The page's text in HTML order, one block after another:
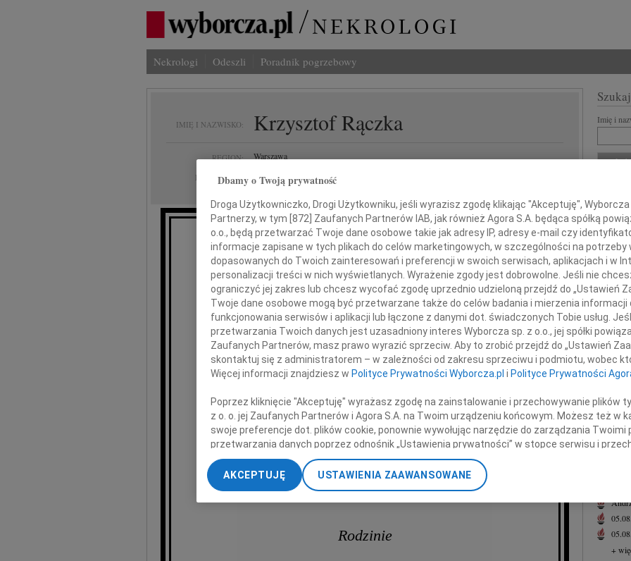
Nekrologi Odeszli Poradnik pogrzebowy
IMIĘ I NAZWISKO: Krzysztof Rączka
REGION: Warszawa
DATA EMISJI: 07.11.2025
Z głębokim smutkiem żegnamy
Pana Profesora dr. hab.
Krzysztofa Rączkę
Sędziego, Dziekana, Nauczyciela i Kolegę.
Człowieka, który zawsze kierował się tym, co dobre i słuszne.
Rodzinie
Imię i
Z
Dr
Panu
+
+
Dbamy o Twoją prywatność
Droga Użytkowniczko, Drogi Użytkowniku, jeśli wyrazisz zgodę klikając "Akceptuję",
Partnerzy, w tym [872] Zaufanych Partnerów IAB, jak również Agora S.A. będąca spółką
o.o., będą przetwarzać Twoje dane osobowe takie jak adresy IP, adresy e-mail czy
informacje zapisane w tych plikach do celów marketingowych, w szczególności na potrzeby
dopasowanych do Twoich zainteresowań i preferencji w swoich serwisach, aplikacjach i w
personalizacji treści w nich wyświetlanych. Wyrażenie zgody jest dobrowolne. Jeśli nie
ograniczyć jej zakres lub chcesz wycofać zgodę uprzednio udzieloną przejdź do „Ustawień
Twoje dane osobowe mogą być przetwarzane także do celów badania i mierzenia
funkcjonowania serwisów i aplikacji lub łączone z danymi dot. świadczonych Tobie usług.
przetwarzania Twoich danych jest uzasadniony interes Wyborcza sp. z o.o., jej spółki
Zaufanych Partnerów, masz prawo wyrazić sprzeciw. Aby to zrobić przejdź do „Ustawień
skontaktuj się z administratorem – w zależności od zakresu sprzeciwu i podmiotu, wobec
Więcej informacji znajdziesz w Polityce Prywatności Wyborcza.pl i Polityce Prywatności
Poprzez kliknięcie "Akceptuję" wyrażasz zgodę na zainstalowanie i przechowywanie plików
z o. o. jej Zaufanych Partnerów i Agora S.A. na Twoim urządzeniu końcowym. Możesz też w
swoje preferencje dot. plików cookie, ponownie wywołując narzędzie do zarządzania Twoimi
przetwarzania danych poprzez odnośnik „Ustawienia prywatności” w stopce serwisu i
„Ustawienia zaawansowane”. Zmiana ustawień plików cookie możliwa jest także za pomocą
My, nasi Zaufani Partnerzy i Agora S.A. możemy przetwarzać dane osobowe w
dokładnych danych geolokalizacyjnych. Aktywne skanowanie charakterystyki urządzenia do
Przechowywanie informacji na urządzeniu lub dostęp do nich. Spersonalizowane reklamy i
treści, badnie odbiorców i ulepszanie usług.
USTAWIENIA ZAAWANSOWANE
AKCEPTUJĘ